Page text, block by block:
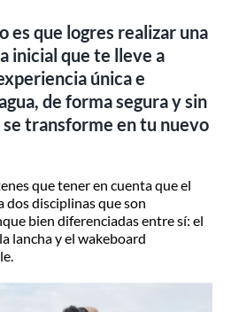
es que logres realizar una
inicial que te lleve a
única e
de forma segura y sin
se transforme en tu nuevo
que tener en cuenta que el
disciplinas que son
bien diferenciadas entre sí: el
lancha y el wakeboard